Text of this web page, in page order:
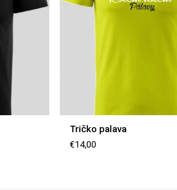
Tričko palava
€14,00